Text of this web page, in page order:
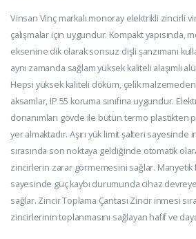
Vinsan Vinç markalı monoray elektrikli zincirli
çalışmalar için uygundur. Kompakt yapısında,
eksenine dik olarak sonsuz dişli şanzımanı
aynı zamanda sağlam yüksek kaliteli alaşımlı
Hepsi yüksek kaliteli döküm, çelik
aksamlar, IP 55 koruma sınıfına uygundur.
donanımları gövde ile bütün termo plastikten
yer almaktadır. Aşırı yük limit şalteri sayesinde
sırasında son noktaya geldiğinde otomatik
zincirlerin zarar görmemesini sağlar. Manyetik
sayesinde güç kaybı durumunda cihaz
sağlar. Zincir Toplama Çantası Zincir inmesi
zincirlerinin toplanmasını sağlayan hafif ve